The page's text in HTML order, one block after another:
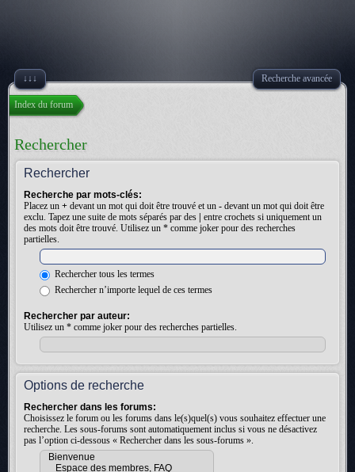
↓↓↓ Recherche avancée
Index du forum
Rechercher
Rechercher
Recherche par mots-clés:
Placez un + devant un mot qui doit être trouvé et un - devant un mot qui doit être
exclu. Tapez une suite de mots séparés par des
entre crochets si uniquement un
des mots doit être trouvé. Utilisez un * comme joker pour des recherches
partielles.
Rechercher tous les termes
Rechercher n’importe lequel de ces termes
Rechercher par auteur:
Utilisez un * comme joker pour des recherches partielles.
Options de recherche
Rechercher dans les forums:
Choisissez le forum ou les forums dans le(s)quel(s) vous souhaitez effectuer une
recherche. Les sous-forums sont automatiquement inclus si vous ne désactivez
pas l’option ci-dessous « Rechercher dans les sous-forums ».